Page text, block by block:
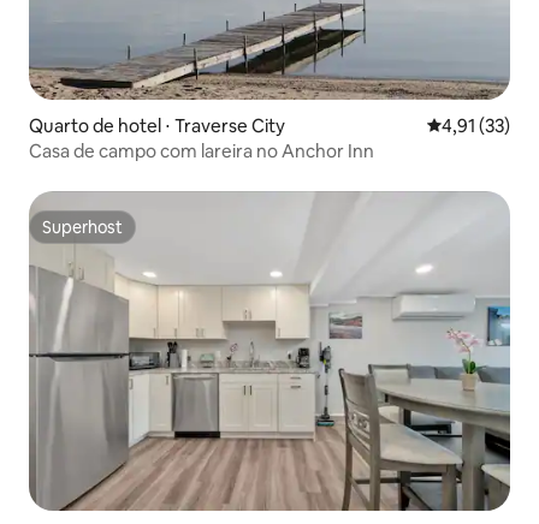
Quarto de hotel ⋅ Traverse City 4,91 de uma
4,91 (33)
Casa de campo com lareira no Anchor Inn
Superhost
Superhost